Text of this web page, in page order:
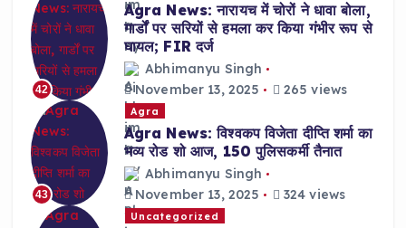
42
Agra News: नारायच में चोरों ने धावा बोला,
गार्डों पर सरियों से हमला कर किया गंभीर रूप से
घायल; FIR दर्ज
Abhimanyu Singh
November 13, 2025
265 views
43
Agra
Agra News: विश्वकप विजेता दीप्ति शर्मा का
भव्य रोड शो आज, 150 पुलिसकर्मी तैनात
Abhimanyu Singh
November 13, 2025
324 views
Uncategorized